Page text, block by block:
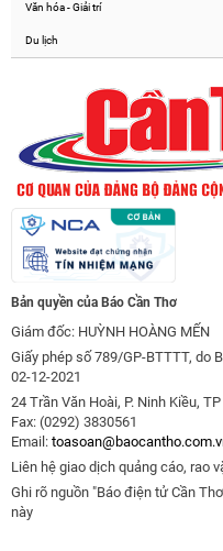
Văn hóa - Giải trí
Du lịch
Bản quyền của Báo Cần Thơ
Giám đốc: HUỲNH HOÀNG MẾN
Giấy phép số 789/GP-BTTTT, do
02-12-2021
24 Trần Văn Hoài, P. Ninh Kiều,
Fax: (0292) 3830561
Email:
Liên hệ giao dịch quảng cáo, rao
Ghi rõ nguồn "Báo điện tử Cần
này